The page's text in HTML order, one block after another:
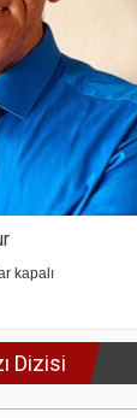
kapalı
Dizisi